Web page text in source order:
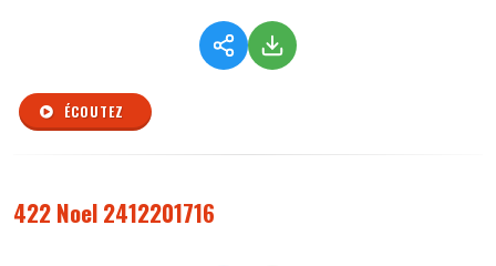
ÉCOUTEZ
422 Noel 2412201716